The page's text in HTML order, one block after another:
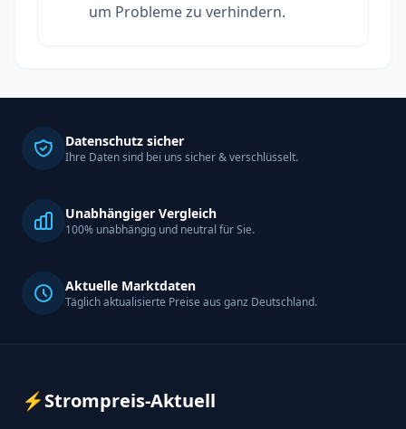
um Probleme zu verhindern.
Datenschutz sicher
Ihre Daten sind bei uns sicher & verschlüsselt.
Unabhängiger Vergleich
100% unabhängig und neutral für Sie.
Aktuelle Marktdaten
Täglich aktualisierte Preise aus ganz Deutschland.
⚡Strompreis-Aktuell